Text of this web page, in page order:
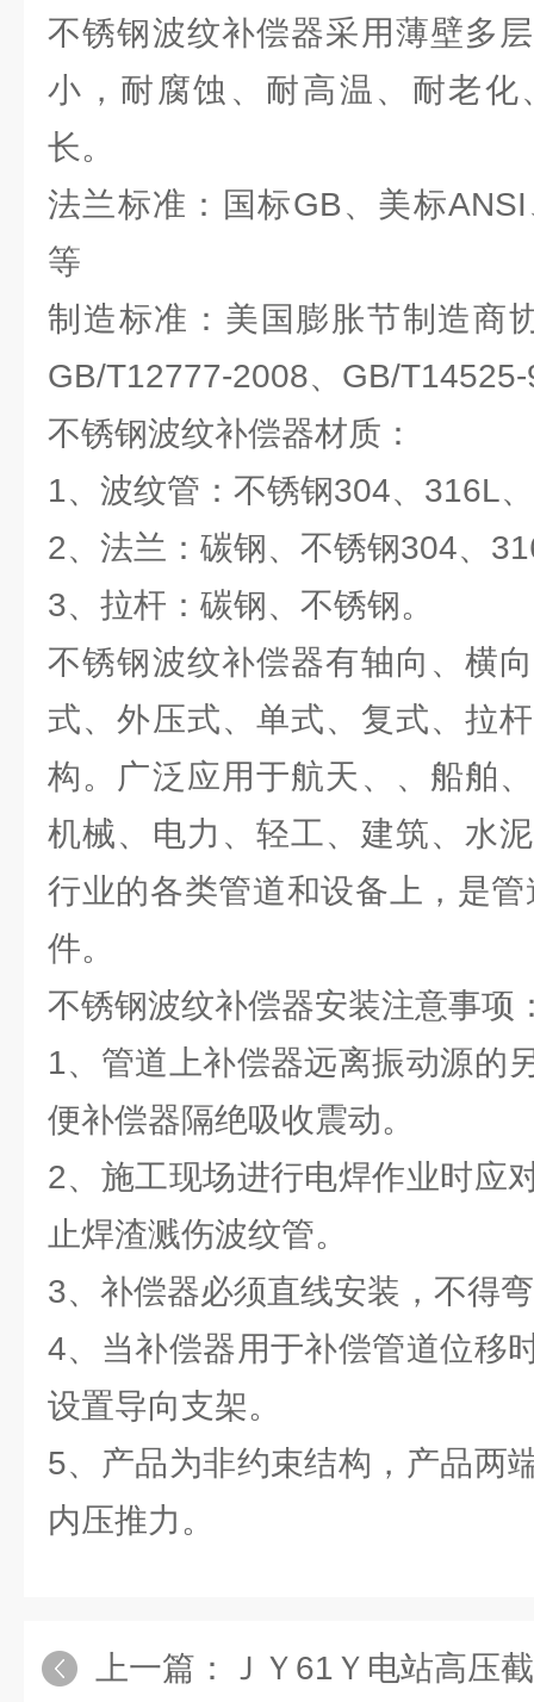
不锈钢波纹补偿器采用薄壁多
小，耐腐蚀、耐高温、耐老化
长。
法兰标准：国标GB、美标
等
制造标准：美国膨胀节制造商
GB/T12777-2008、GB/
不锈钢波纹补偿器材质：
1、波纹管：不锈钢304、316L
2、法兰：碳钢、不锈钢304、
3、拉杆：碳钢、不锈钢。
不锈钢波纹补偿器有轴向、横
式、外压式、单式、复式、拉
构。广泛应用于航天、、船舶
机械、电力、轻工、建筑、水
行业的各类管道和设备上，是
件。
不锈钢波纹补偿器安装注意事项
1、管道上补偿器远离振动源的
便补偿器隔绝吸收震动。
2、施工现场进行电焊作业时应
止焊渣溅伤波纹管。
3、补偿器必须直线安装，不得
4、当补偿器用于补偿管道位移
设置导向支架。
5、产品为非约束结构，产品两
内压推力。
上一篇： ＪＹ61Ｙ电站高压